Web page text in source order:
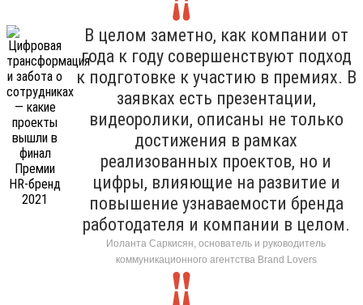
В целом заметно, как компании от
года к году совершенствуют подход
к подготовке к участию в премиях. В
заявках есть презентации,
видеоролики, описаны не только
достижения в рамках
реализованных проектов, но и
цифры, влияющие на развитие и
повышение узнаваемости бренда
работодателя и компании в целом.
Иоланта Саркисян, основатель и руководитель
коммуникационного агентства Brand Lovers